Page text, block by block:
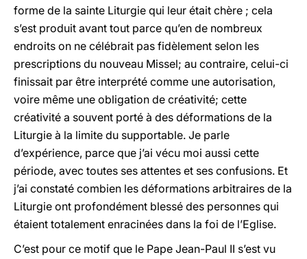
forme de la sainte Liturgie qui leur était chère ; cela
s’est produit avant tout parce qu’en de nombreux
endroits on ne célébrait pas fidèlement selon les
prescriptions du nouveau Missel; au contraire, celui-ci
finissait par être interprété comme une autorisation,
voire même une obligation de créativité; cette
créativité a souvent porté à des déformations de la
Liturgie à la limite du supportable. Je parle
d’expérience, parce que j’ai vécu moi aussi cette
période, avec toutes ses attentes et ses confusions. Et
j’ai constaté combien les déformations arbitraires de la
Liturgie ont profondément blessé des personnes qui
étaient totalement enracinées dans la foi de l’Eglise.
C’est pour ce motif que le Pape Jean-Paul II s’est vu